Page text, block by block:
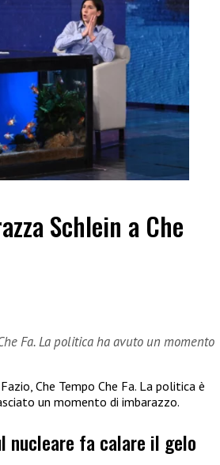
Schlein a Che
Fa. La politica ha avuto un momento
Che Tempo Che Fa. La politica è
un momento di imbarazzo.
nucleare fa calare il gelo